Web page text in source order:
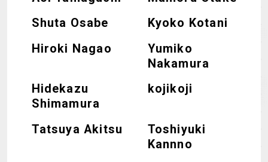
Shuta Osabe
Kyoko Kotani
Hiroki Nagao
Yumiko
Nakamura
Hidekazu
Shimamura
kojikoji
Tatsuya Akitsu
Toshiyuki
Kannno